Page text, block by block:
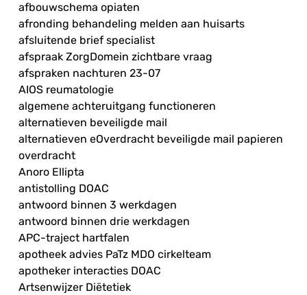
afbouwschema opiaten
afronding behandeling melden aan huisarts
afsluitende brief specialist
afspraak ZorgDomein zichtbare vraag
afspraken nachturen 23-07
AIOS reumatologie
algemene achteruitgang functioneren
alternatieven beveiligde mail
alternatieven eOverdracht beveiligde mail papieren
overdracht
Anoro Ellipta
antistolling DOAC
antwoord binnen 3 werkdagen
antwoord binnen drie werkdagen
APC-traject hartfalen
apotheek advies PaTz MDO cirkelteam
apotheker interacties DOAC
Artsenwijzer Diëtetiek